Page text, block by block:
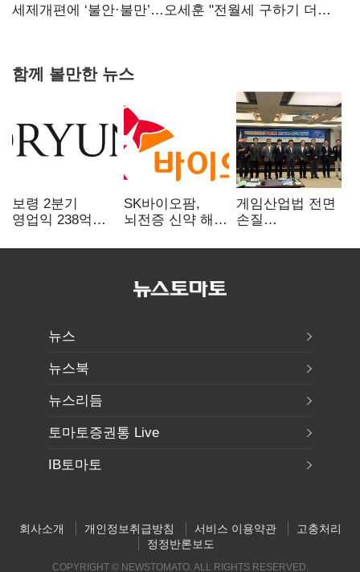
보내
세제개편에 ‘불안·불만’…오세훈 "전월세 구하기 더
함께 볼만한 뉴스
보령 2분기
영업익 238억…
SK바이오팜,
뇌전증 신약 해외
차세대 신약 개발
게임산업법 전면
손질
규제 걷고
뉴스
뉴스북
뉴스리듬
토마토증권통 Live
IB토마토
회사소개 개인정보취급방침 서비스 이용약관
고충처리
정정반론보도
COPYRIGHT © NEWSTOMATO. ALL RIGHTS RESERVED.